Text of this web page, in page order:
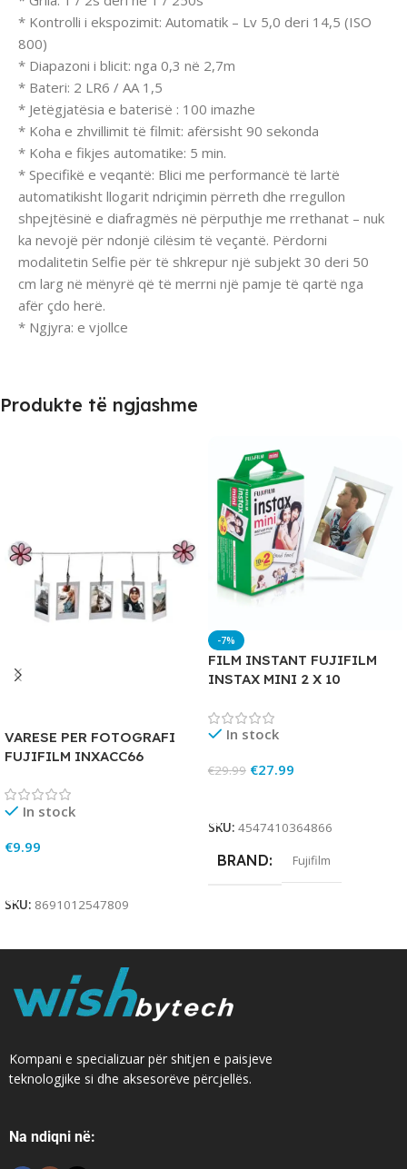
* Kontrolli i ekspozimit: Automatik – Lv 5,0 deri 14,5 (ISO
800)
* Diapazoni i blicit: nga 0,3 në 2,7m
* Bateri: 2 LR6 / AA 1,5
* Jetëgjatësia e baterisë : 100 imazhe
* Koha e zhvillimit të filmit: afërsisht 90 sekonda
* Koha e fikjes automatike: 5 min.
* Specifikë e veqantë: Blici me performancë të lartë
automatikisht llogarit ndriçimin përreth dhe rregullon
shpejtësinë e diafragmës në përputhje me rrethanat – nuk
ka nevojë për ndonjë cilësim të veçantë. Përdorni
modalitetin Selfie për të shkrepur një subjekt 30 deri 50
cm larg në mënyrë që të merrni një pamje të qartë nga
afër çdo herë.
* Ngjyra: e vjollce
Produkte të ngjashme
VARESE PER FOTOGRAFI
FUJIFILM INXACC66
In stock
€9.99
SKU: 8691012547809
-7%
FILM INSTANT FUJIFILM
INSTAX MINI 2 X 10
In stock
€29.99 €27.99
SKU: 4547410364866
BRAND Fujifilm
Kompani e specializuar për shitjen e paisjeve
teknologjike si dhe aksesorëve përcjellës.
Na ndiqni në: